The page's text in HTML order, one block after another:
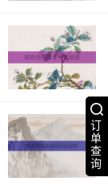
订
单
查
询